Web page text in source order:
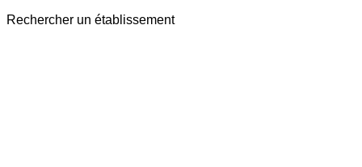
Rechercher un établissement